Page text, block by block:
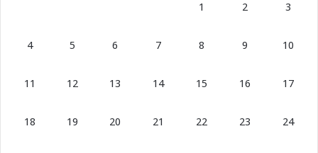
1 2 3
4 5 6 7 8 9 10
11 12 13 14 15 16 17
18 19 20 21 22 23 24